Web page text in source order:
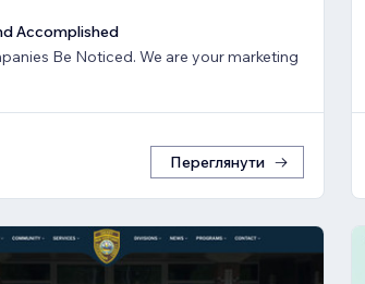
Accomplished
Be Noticed. We are your marketing
Переглянути